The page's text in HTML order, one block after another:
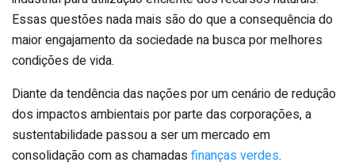
Essas questões nada mais são do que a consequência do
maior engajamento da sociedade na busca por melhores
condições de vida.
Diante da tendência das nações por um cenário de redução
dos impactos ambientais por parte das corporações, a
sustentabilidade passou a ser um mercado em
consolidação com as chamadasfinanças verdes.